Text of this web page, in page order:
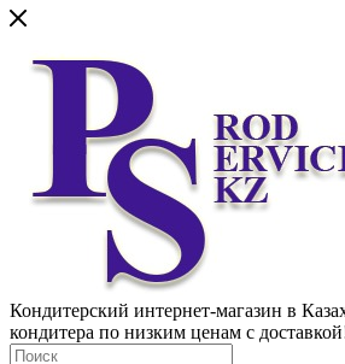
Кондитерский интернет-магазин в
кондитера по низким ценам с